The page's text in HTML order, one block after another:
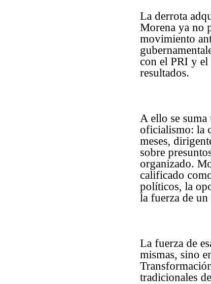
La derrota
Morena ya no
movimiento
con el PRI y el
resultados.
A ello se
oficialismo: la
meses,
sobre
organizado.
calificado
políticos, la
la fuerza de
La fuerza de
mismas, sino
tradicionales